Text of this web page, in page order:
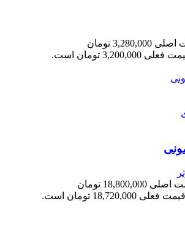
قیمت اصلی 3,280,000 تومان
فعلی 3,200,000 تومان است.
قیمت اصلی 18,800,000 تومان
قیمت فعلی 18,720,000 تومان است.